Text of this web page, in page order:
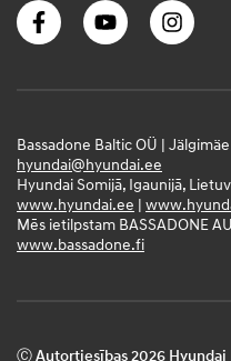
Bassadone Baltic OÜ |
hyundai@hyundai.ee
Hyundai Somijā, Igaunijā,
www.hyundai.ee |
Mēs ietilpstam BASSADONE
www.bassadone.fi
Ⓒ Autortiesības 2026 Hyundai